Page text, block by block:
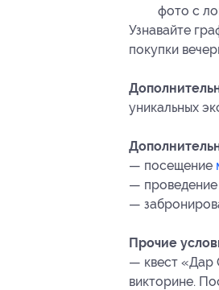
фото с
Узнавайте
покупки
уникальных
— посещение
— проведение
—
Прочие
— квест «Дар
викторине.